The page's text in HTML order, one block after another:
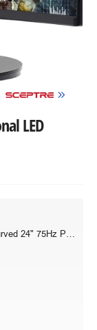
LED
Sceptre Curved 24" 75Hz Professional LED Monitor